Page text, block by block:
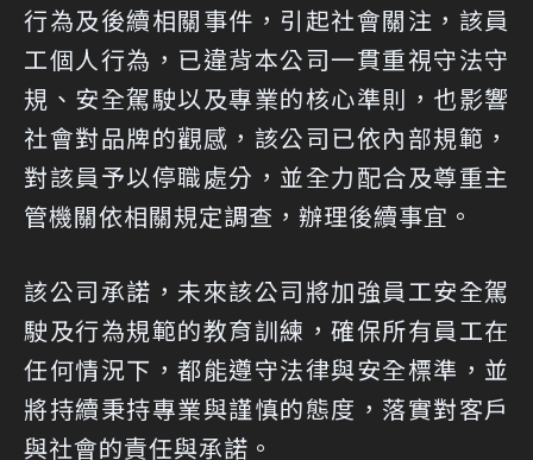
行為及後續相關事件，引起社會關注，該員
工個人行為，已違背本公司一貫重視守法守
規、安全駕駛以及專業的核心準則，也影響
社會對品牌的觀感，該公司已依內部規範，
對該員予以停職處分，並全力配合及尊重主
管機關依相關規定調查，辦理後續事宜。
該公司承諾，未來該公司將加強員工安全駕
駛及行為規範的教育訓練，確保所有員工在
任何情況下，都能遵守法律與安全標準，並
將持續秉持專業與謹慎的態度，落實對客戶
與社會的責任與承諾。